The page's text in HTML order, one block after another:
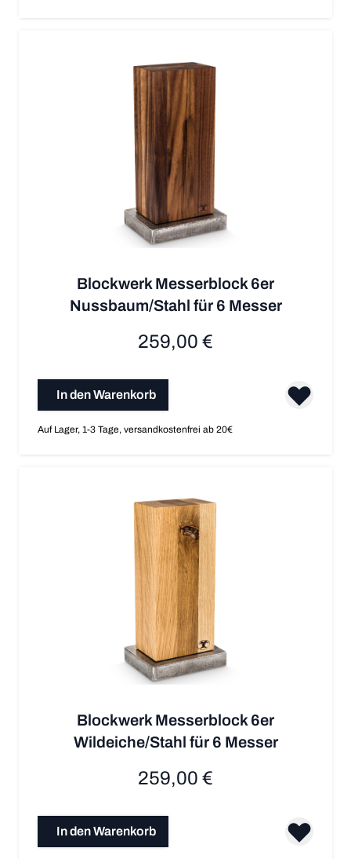
Blockwerk Messerblock 6er
Nussbaum/Stahl für 6 Messer
259,00 €
In den Warenkorb
Auf Lager, 1-3 Tage, versandkostenfrei ab 20€
Blockwerk Messerblock 6er
Wildeiche/Stahl für 6 Messer
259,00 €
In den Warenkorb